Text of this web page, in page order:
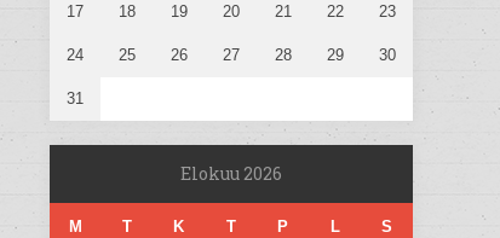
17 18 19 20 21 22 23
24 25 26 27 28 29 30
31
Elokuu 2026
M T K T P L S